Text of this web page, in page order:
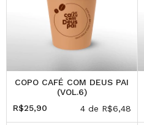
COPO CAFÉ COM DEUS PAI
(VOL.6)
R$25,90
4 de R$6,48